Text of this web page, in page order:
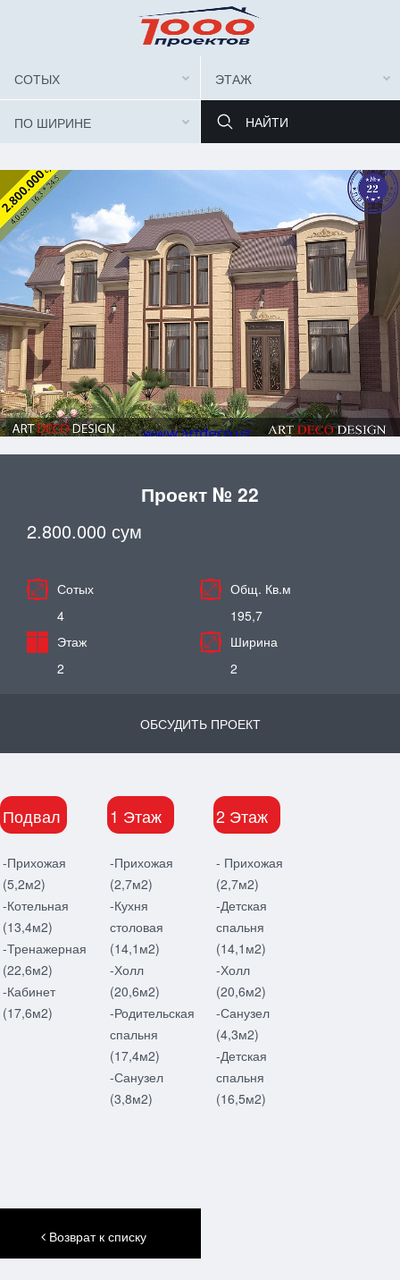
СОТЫХ ЭТАЖ
ПО ШИРИНЕ
Проект № 22
2.800.000 сум
Сотых
4
Общ. Кв.м
195,7
Этаж
2
Ширина
2
ОБСУДИТЬ ПРОЕКТ
Подвал
-Прихожая
(5,2м2)
-Котельная
(13,4м2)
-Тренажерная
(22,6м2)
-Кабинет
(17,6м2)
1 Этаж
-Прихожая
(2,7м2)
-Кухня
столовая
(14,1м2)
-Холл
(20,6м2)
-Родительская
спальня
(17,4м2)
-Санузел
(3,8м2)
2 Этаж
- Прихожая
(2,7м2)
-Детская
спальня
(14,1м2)
-Холл
(20,6м2)
-Санузел
(4,3м2)
-Детская
спальня
(16,5м2)
Возврат к списку